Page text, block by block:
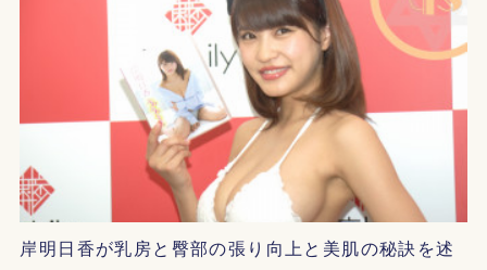
岸明日香が乳房と臀部の張り向上と美肌の秘訣を述